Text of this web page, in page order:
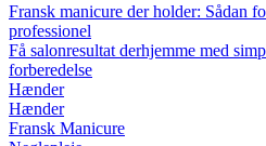
Fransk manicure der holder: Sådan
professionel
Få salonresultat derhjemme med
forberedelse
Hænder
Hænder
Fransk Manicure